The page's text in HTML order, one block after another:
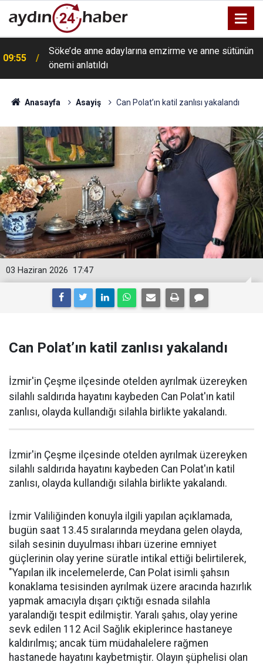
09:55
Söke’de anne adaylarına emzirme ve anne sütünün
önemi anlatıldı
Anasayfa Asayiş Can Polat’ın katil zanlısı yakalandı
17:47
03 Haziran 2026
Can Polat’ın katil zanlısı yakalandı
İzmir'in Çeşme ilçesinde otelden ayrılmak üzereyken
silahlı saldırıda hayatını kaybeden Can Polat'ın katil
zanlısı, olayda kullandığı silahla birlikte yakalandı.
İzmir'in Çeşme ilçesinde otelden ayrılmak üzereyken
silahlı saldırıda hayatını kaybeden Can Polat'ın katil
zanlısı, olayda kullandığı silahla birlikte yakalandı.
İzmir Valiliğinden konuyla ilgili yapılan açıklamada,
bugün saat 13.45 sıralarında meydana gelen olayda,
silah sesinin duyulması ihbarı üzerine emniyet
güçlerinin olay yerine süratle intikal ettiği belirtilerek,
"Yapılan ilk incelemelerde, Can Polat isimli şahsın
konaklama tesisinden ayrılmak üzere aracında hazırlık
yapmak amacıyla dışarı çıktığı esnada silahla
yaralandığı tespit edilmiştir. Yaralı şahıs, olay yerine
sevk edilen 112 Acil Sağlık ekiplerince hastaneye
kaldırılmış; ancak tüm müdahalelere rağmen
hastanede hayatını kaybetmiştir. Olayın şüphelisi olan